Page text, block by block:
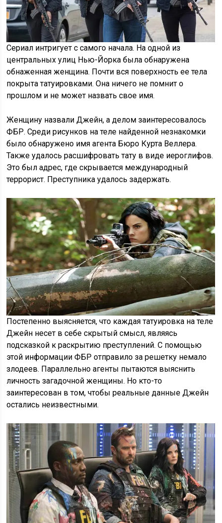
Сериал интригует с самого начала. На одной из
центральных улиц Нью-Йорка была обнаружена
обнаженная женщина. Почти вся поверхность ее тела
покрыта татуировками. Она ничего не помнит о
прошлом и не может назвать свое имя.
Женщину назвали Джейн, а делом заинтересовалось
ФБР. Среди рисунков на теле найденной незнакомки
было обнаружено имя агента Бюро Курта Веллера.
Также удалось расшифровать тату в виде иероглифов.
Это был адрес, где скрывается международный
террорист. Преступника удалось задержать.
Постепенно выясняется, что каждая татуировка на теле
Джейн несет в себе скрытый смысл, являясь
подсказкой к раскрытию преступлений. С помощью
этой информации ФБР отправило за решетку немало
злодеев. Параллельно агенты пытаются выяснить
личность загадочной женщины. Но кто-то
заинтересован в том, чтобы реальные данные Джейн
остались неизвестными.